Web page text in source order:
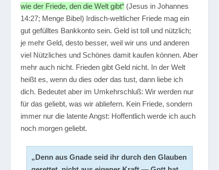
wie der Friede, den die Welt gibt“ (Jesus in Johannes
14:27; Menge Bibel) Irdisch-weltlicher Friede mag ein
gut gefülltes Bankkonto sein. Geld ist toll und nützlich;
je mehr Geld, desto besser, weil wir uns und anderen
viel Nützliches und Schönes damit kaufen können. Aber
mehr auch nicht. Frieden gibt Geld nicht. In der Welt
heißt es, wenn du dies oder das tust, dann liebe ich
dich. Bedeutet aber im Umkehrschluß: Wir werden nur
für das geliebt, was wir abliefern. Kein Friede, sondern
immer nur die latente Angst: Hoffentlich werde ich auch
noch morgen geliebt.
„Denn aus Gnade seid ihr durch den Glauben